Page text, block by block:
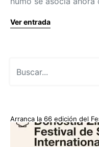
Ver entrada
Arranca la 66 edición del